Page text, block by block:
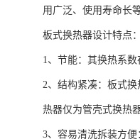
用广泛、使用寿命长
板式换热器设计特点：
1、节能：其换热系数
2、结构紧凑：板式
热器仅为管壳式换热器
3、容易清洗拆装方